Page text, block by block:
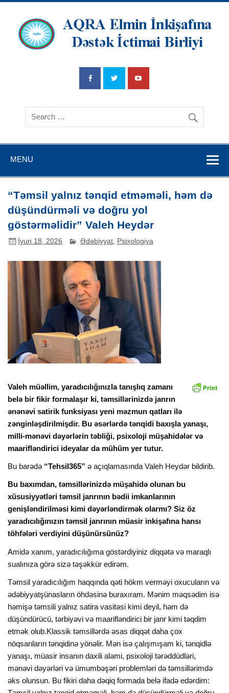
İnkişafına
Dətsək İctimai
Birliyi
MENU
“Təmsil yalnız tənqid etməməli, həm də
düşündürməli və doğru yol
göstərməlidir” Valeh Heydər
İyun 18, 2026 Ədəbiyyat Psixologiya
Valeh müəllim, yaradıcılığınızla tanışlıq zamanı
belə bir fikir formalaşır ki, təmsillərinizdə janrın
ənənəvi satirik funksiyası yeni məzmun qatları ilə
zənginləşdirilmişdir. Bu əsərlərdə tənqidi baxışla yanaşı,
milli-mənəvi dəyərlərin təbliği, psixoloji müşahidələr və
maarifləndirici ideyalar da mühüm yer tutur.
Bu barədə “Tehsil365”ə açıqlamasında Valeh Heydər bildirib.
Bu baxımdan, təmsillərinizdə müşahidə olunan bu
xüsusiyyətləri təmsil janrının bədii imkanlarının
genişləndirilməsi kimi dəyərləndirmək olarmı? Siz öz
yaradıcılığınızın təmsil janrının müasir inkişafına hansı
töhfələri verdiyini düşünürsünüz?
Amidə xanım, yaradıcılığıma göstərdiyiniz diqqətə və maraqlı
sualınıza görə sizə təşəkkür edirəm.
Təmsil yaradıcılığım haqqında qəti hökm verməyi oxucuların və
ədəbiyyatşünasların öhdəsinə buraxıram. Mənim məqsədim isə
həmişə təmsili yalnız satira vasitəsi kimi deyil, həm də
düşündürücü, tərbiyəvi və maarifləndirici bir janr kimi təqdim
etmək olub.Klassik təmsillərdə əsas diqqət daha çox
nöqsanların tənqidinə yönəlir. Mən isə çalışmışam ki, tənqidlə
yanaşı, müasir insanın daxili aləmi, psixoloji tərəddüdləri,
mənəvi dəyərləri və ümumbəşəri problemləri də təmsillərimdə
əks olunsun. Bu fikiri daha dəqiq formada belə ifadə edərdim: